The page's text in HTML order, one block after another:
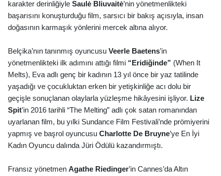
karakter derinliğiyle Saulė Bliuvaitė’nin yönetmenlikteki
başarısını konuşturduğu film, sarsıcı bir bakış açısıyla, insan
doğasının karmaşık yönlerini mercek altına al ıyor.
Belçika’nın tanınmış oyuncusu Veerle Baetens’in
yönetmenlikteki ilk adımını attığı filmi “Eridiğinde” (When It
Melts), Eva adlı genç bir kadının 13 yıl önce bir yaz tatilinde
yaşadığı ve çocukluktan erken bir yetişkinliğe acı dolu bir
geçişle sonuçlanan olaylarla yüzleşme hikâyesini işliyor. Lize
Spit’in 2016 tarihli “The Melting” adlı çok satan romanından
uyarlanan film, bu yı lki Sundance Film Festivali’nde prömiyerini
yapmış ve başrol oyuncusu Charlotte De Bruyne’ye En İyi
Kadın Oyuncu dalında Jüri Ödülü kazandırmıştı.
Fransız yönetmen Agathe Riedinger’in Cannes’da Altın